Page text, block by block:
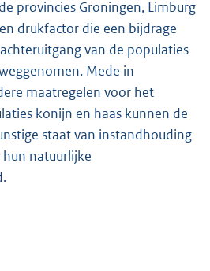
provincies Groningen, Limburg
drukfactor die een bijdrage
van de populaties
Mede in
maatregelen voor het
konijn en haas kunnen de
staat van instandhouding
natuurlijke